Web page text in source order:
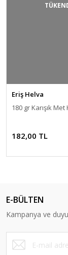
Eriş Helva
180 gr Karışık Met
182,00 TL
E-BÜLTEN
Kampanya ve